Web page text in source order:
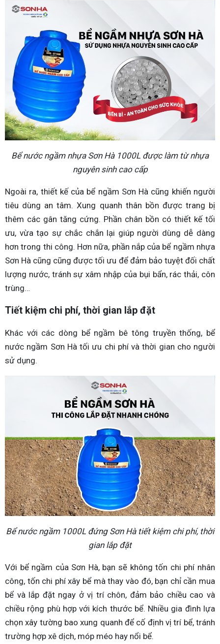
Bể nước ngầm nhựa Sơn Hà 1000L được làm từ nhựa
nguyên sinh cao cấp
Ngoài ra, thiết kế của bể ngầm Sơn Hà cũng khiến người
tiêu dùng an tâm. Xung quanh thân bồn được trang bị
thêm các gân tăng cứng. Phần chân bồn có thiết kế tối
ưu, vừa tạo sự chắc chắn lại giúp người dùng dễ dàng
hơn trong thi công. Hơn nữa, phần nắp của bể ngầm nhựa
Sơn Hà cũng cũng được tối ưu để đảm bảo tuyệt đối chất
lượng nước, tránh sự xâm nhập của bụi bẩn, rác thải, côn
trùng…
Tiết kiệm chi phí, thời gian lắp đặt
Khác với các dòng bể ngầm bê tông truyền thống, bể
nước ngầm Sơn Hà tối ưu chi phí và thời gian cho người
sử dụng.
Bể nước ngầm 1000L đứng Sơn Hà tiết kiệm chi phí, thời
gian lắp đặt
Với bể ngầm của Sơn Hà, bạn sẽ không tốn chi phí nhân
công, tốn chi phí xây bể mà thay vào đó, bạn chỉ cần mua
bể và lắp đặt ngay ở vị trí chôn, đảm bảo chiều cao và
chiều rộng phù hợp với kích thước bể. Nhiều gia đình lựa
chọn xây tường bao xung quanh để cố định vị trí bể, tránh
trường hợp xê dịch, móp méo hay nổi bể.